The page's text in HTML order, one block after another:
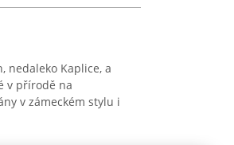
nedaleko Kaplice, a
v přírodě na
v zámeckém stylu i